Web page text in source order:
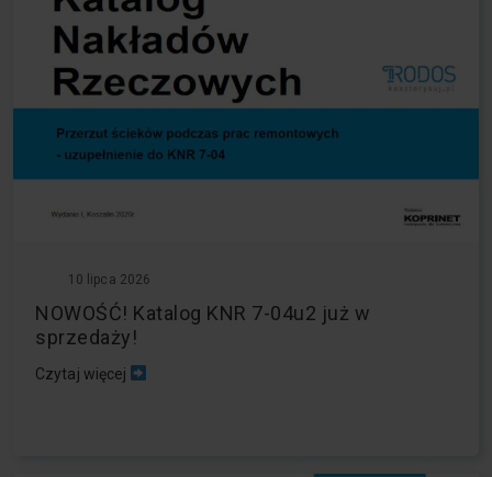
10 lipca 2026
NOWOŚĆ! Katalog KNR 7-04u2 już w
sprzedaży!
Czytaj więcej